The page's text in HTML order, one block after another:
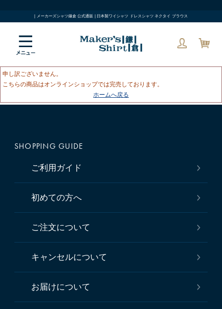
| メーカーズシャツ鎌倉 公式通販 | 日本製ワイシャツ ドレスシャツ ネクタイ ブラウス
申し訳ございません。
こちらの商品はオンラインショップでは完売しております。
ホームへ戻る
SHOPPING GUIDE
ご利用ガイド
初めての方へ
ご注文について
キャンセルについて
お届けについて